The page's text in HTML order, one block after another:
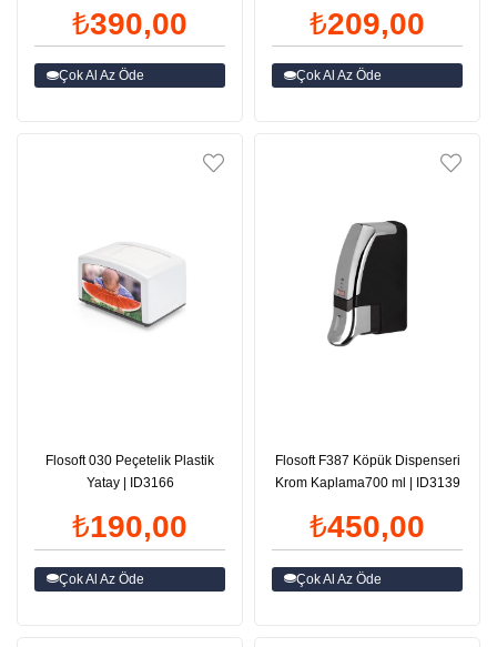
₺390,00
Çok Al Az Öde
₺209,00
Çok Al Az Öde
Flosoft 030 Peçetelik Plastik
Yatay | ID3166
₺190,00
Çok Al Az Öde
Flosoft F387 Köpük Dispenseri
Krom Kaplama700 ml | ID3139
₺450,00
Çok Al Az Öde